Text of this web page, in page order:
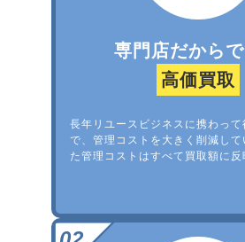
専門店だから
高価買取
長年リユースビジネスに携わって
で、管理コストを大きく削減して
た管理コストはすべて買取額に反